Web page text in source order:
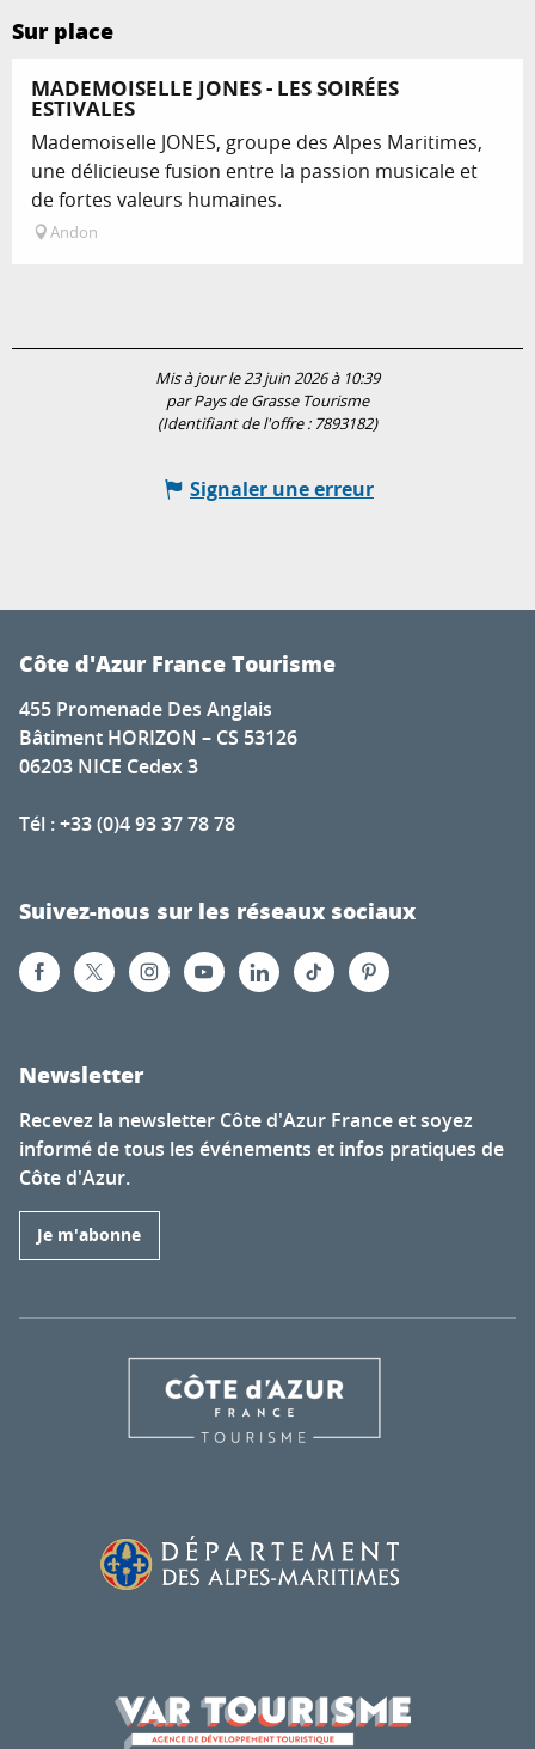
Sur place
MADEMOISELLE JONES - LES SOIRÉES
ESTIVALES
Mademoiselle JONES, groupe des Alpes Maritimes,
une délicieuse fusion entre la passion musicale et
de fortes valeurs humaines.
Andon
Mis à jour le 23 juin 2026 à 10:39
par Pays de Grasse Tourisme
(Identifiant de l'offre : 7893182)
Signaler une erreur
Côte d'Azur France Tourisme
455 Promenade Des Anglais
Bâtiment HORIZON – CS 53126
06203 NICE Cedex 3
Tél : +33 (0)4 93 37 78 78
Suivez-nous sur les réseaux sociaux
Newsletter
Recevez la newsletter Côte d'Azur France et soyez
informé de tous les événements et infos pratiques de
Côte d'Azur.
Je m'abonne